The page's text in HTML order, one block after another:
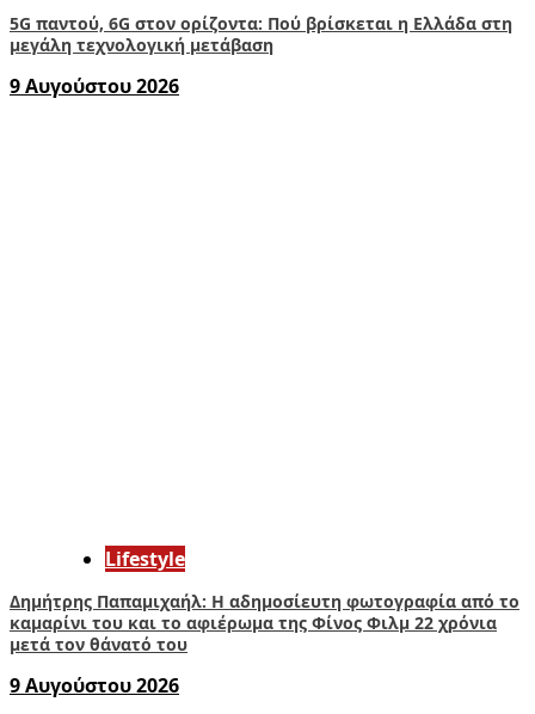
5G παντού, 6G στον ορίζοντα: Πού βρίσκεται η Ελλάδα στη
μεγάλη τεχνολογική μετάβαση
9 Αυγούστου 2026
Lifestyle
Δημήτρης Παπαμιχαήλ: Η αδημοσίευτη φωτογραφία από το
καμαρίνι του και το αφιέρωμα της Φίνος Φιλμ 22 χρόνια
μετά τον θάνατό του
9 Αυγούστου 2026